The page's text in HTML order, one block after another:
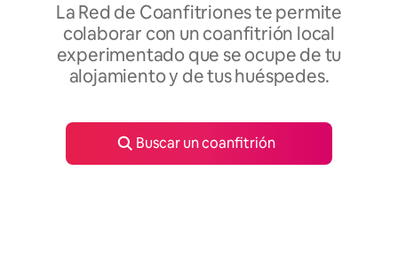
La Red de Coanfitriones te permite
colaborar con un coanfitrión local
experimentado que se ocupe de tu
alojamiento y de tus huéspedes.
Buscar un coanfitrión